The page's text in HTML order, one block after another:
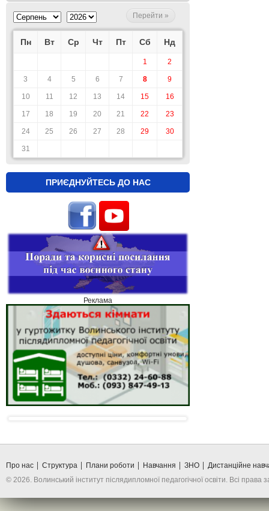
Перейти »
Пн Вт Ср Чт Пт Сб Нд
1 2
3 4 5 6 7 8 9
10 11 12 13 14 15 16
17 18 19 20 21 22 23
24 25 26 27 28 29 30
31
ПРИЄДНУЙТЕСЬ ДО НАС
Реклама
Про нас Структура Плани роботи Навчання ЗНО
Дистанційне
© 2026. Волинський інститут післядипломної педагогічної освіти. Всі права